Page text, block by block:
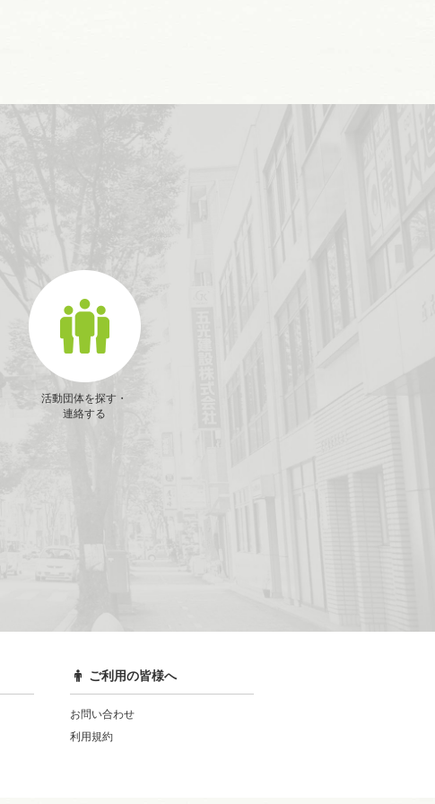
活動団体を探す・
連絡する
ご利用の皆様へ
お問い合わせ
利用規約